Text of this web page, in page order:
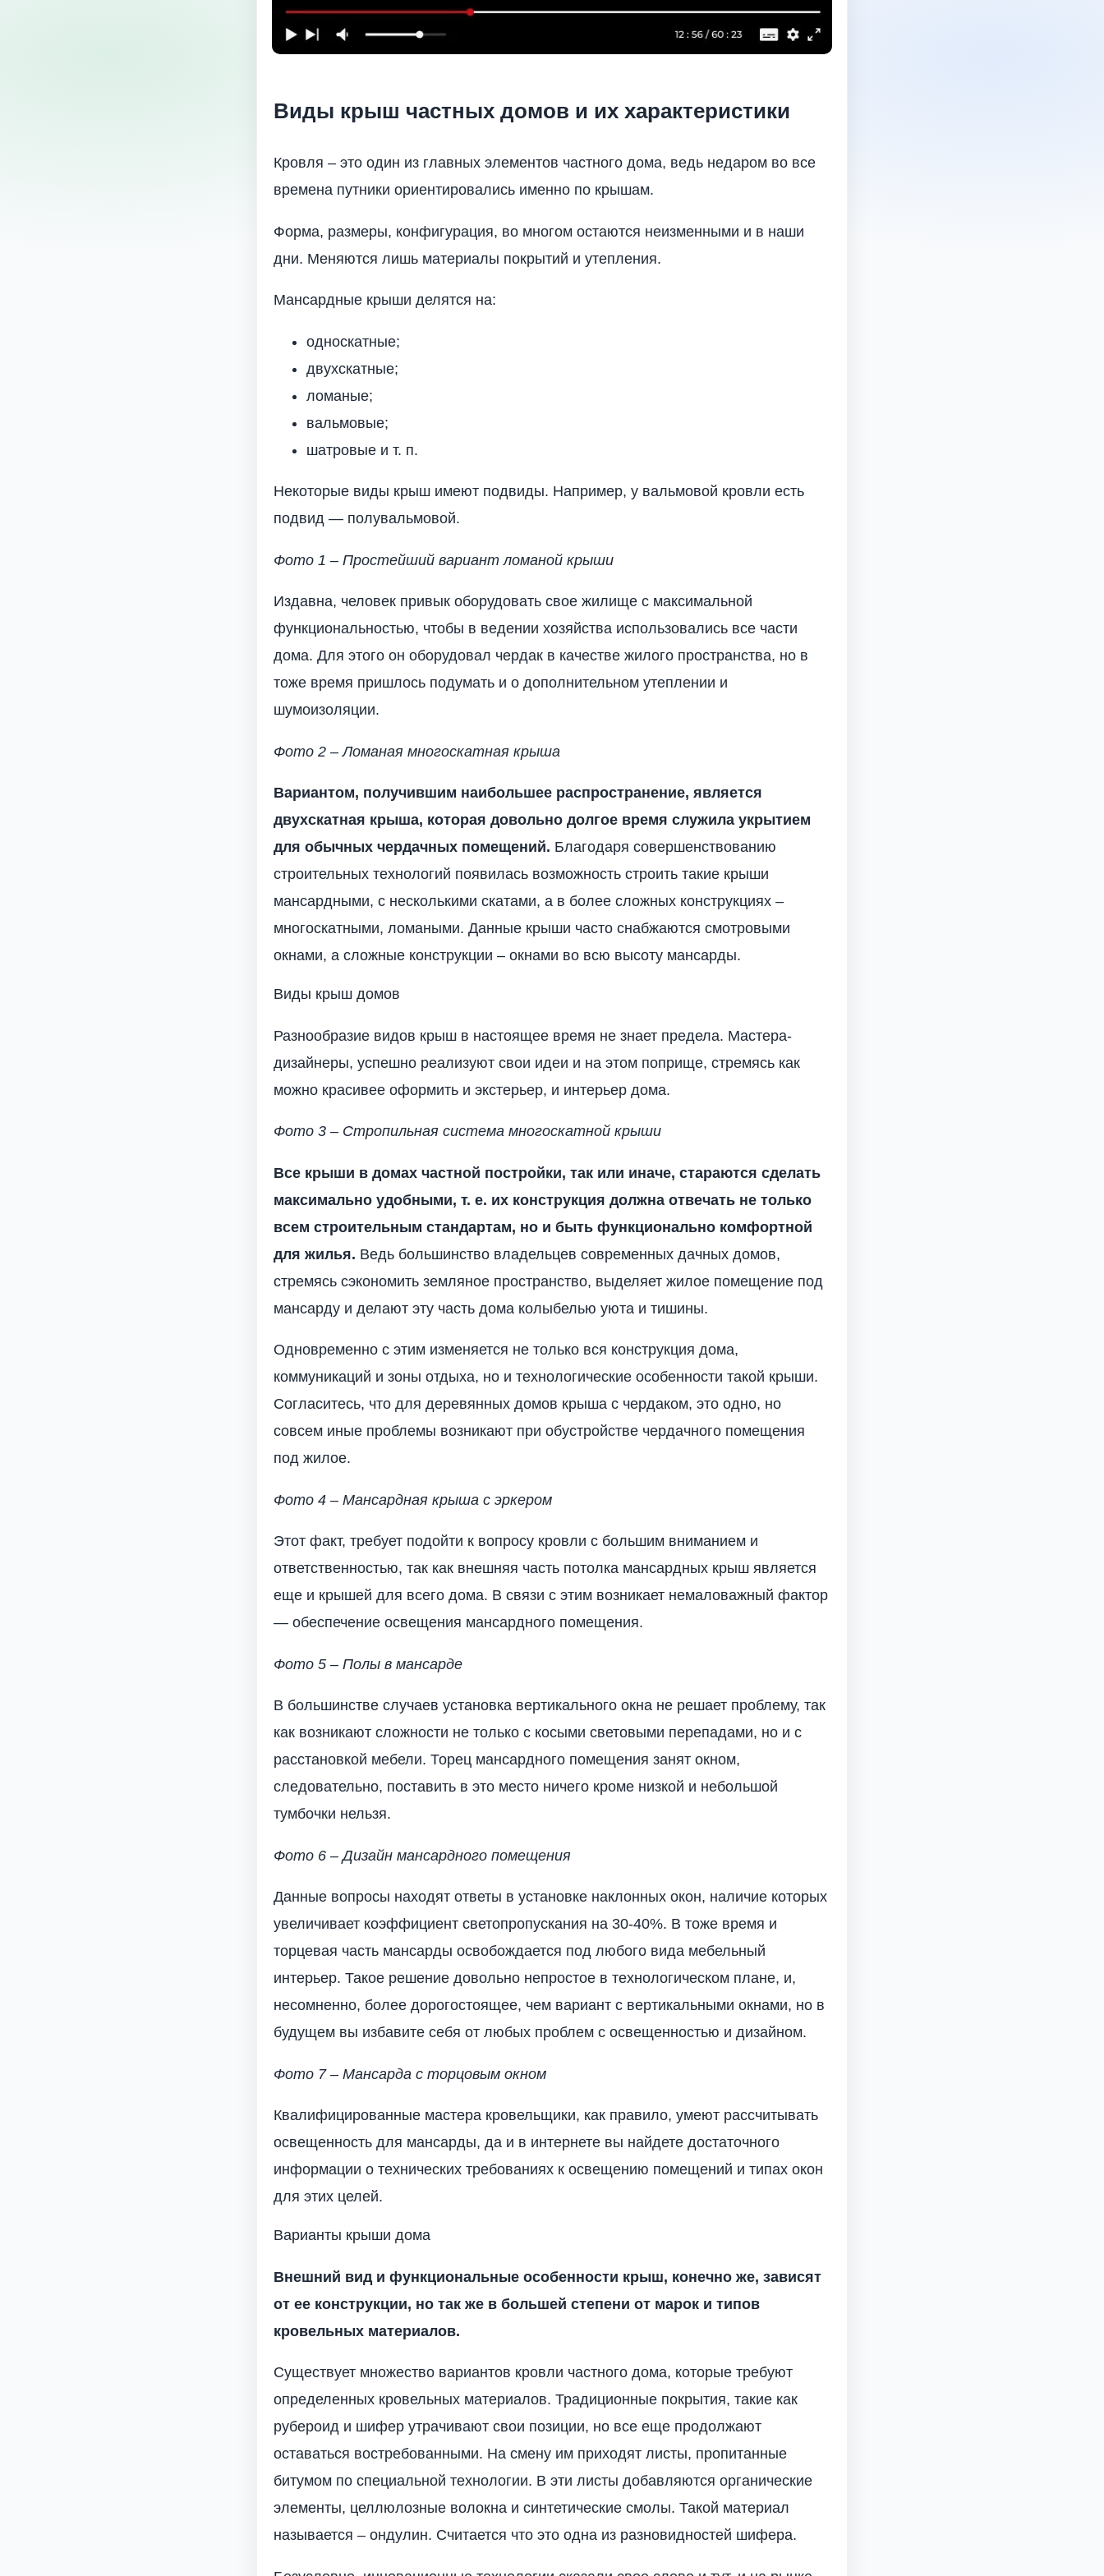
Виды крыш частных домов и их характеристики
Кровля – это один из главных элементов частного дома, ведь недаром во все
времена путники ориентировались именно по крышам.
Форма, размеры, конфигурация, во многом остаются неизменными и в наши
дни. Меняются лишь материалы покрытий и утепления.
Мансардные крыши делятся на:
односкатные;
двухскатные;
ломаные;
вальмовые;
шатровые и т. п.
Некоторые виды крыш имеют подвиды. Например, у вальмовой кровли есть
подвид — полувальмовой.
Фото 1 – Простейший вариант ломаной крыши
Издавна, человек привык оборудовать свое жилище с максимальной
функциональностью, чтобы в ведении хозяйства использовались все части
дома. Для этого он оборудовал чердак в качестве жилого пространства, но в
тоже время пришлось подумать и о дополнительном утеплении и
шумоизоляции.
Фото 2 – Ломаная многоскатная крыша
Вариантом, получившим наибольшее распространение, является
двухскатная крыша, которая довольно долгое время служила укрытием
для обычных чердачных помещений. Благодаря совершенствованию
строительных технологий появилась возможность строить такие крыши
мансардными, с несколькими скатами, а в более сложных конструкциях –
многоскатными, ломаными. Данные крыши часто снабжаются смотровыми
окнами, а сложные конструкции – окнами во всю высоту мансарды.
Виды крыш домов
Разнообразие видов крыш в настоящее время не знает предела. Мастера-
дизайнеры, успешно реализуют свои идеи и на этом поприще, стремясь как
можно красивее оформить и экстерьер, и интерьер дома.
Фото 3 – Стропильная система многоскатной крыши
Все крыши в домах частной постройки, так или иначе, стараются сделать
максимально удобными, т. е. их конструкция должна отвечать не только
всем строительным стандартам, но и быть функционально комфортной
для жилья. Ведь большинство владельцев современных дачных домов,
стремясь сэкономить земляное пространство, выделяет жилое помещение под
мансарду и делают эту часть дома колыбелью уюта и тишины.
Одновременно с этим изменяется не только вся конструкция дома,
коммуникаций и зоны отдыха, но и технологические особенности такой крыши.
Согласитесь, что для деревянных домов крыша с чердаком, это одно, но
совсем иные проблемы возникают при обустройстве чердачного помещения
под жилое.
Фото 4 – Мансардная крыша с эркером
Этот факт, требует подойти к вопросу кровли с большим вниманием и
ответственностью, так как внешняя часть потолка мансардных крыш является
еще и крышей для всего дома. В связи с этим возникает немаловажный фактор
— обеспечение освещения мансардного помещения.
Фото 5 – Полы в мансарде
В большинстве случаев установка вертикального окна не решает проблему, так
как возникают сложности не только с косыми световыми перепадами, но и с
расстановкой мебели. Торец мансардного помещения занят окном,
следовательно, поставить в это место ничего кроме низкой и небольшой
тумбочки нельзя.
Фото 6 – Дизайн мансардного помещения
Данные вопросы находят ответы в установке наклонных окон, наличие которых
увеличивает коэффициент светопропускания на 30-40%. В тоже время и
торцевая часть мансарды освобождается под любого вида мебельный
интерьер. Такое решение довольно непростое в технологическом плане, и,
несомненно, более дорогостоящее, чем вариант с вертикальными окнами, но в
будущем вы избавите себя от любых проблем с освещенностью и дизайном.
Фото 7 – Мансарда с торцовым окном
Квалифицированные мастера кровельщики, как правило, умеют рассчитывать
освещенность для мансарды, да и в интернете вы найдете достаточного
информации о технических требованиях к освещению помещений и типах окон
для этих целей.
Варианты крыши дома
Внешний вид и функциональные особенности крыш, конечно же, зависят
от ее конструкции, но так же в большей степени от марок и типов
кровельных материалов.
Существует множество вариантов кровли частного дома, которые требуют
определенных кровельных материалов. Традиционные покрытия, такие как
рубероид и шифер утрачивают свои позиции, но все еще продолжают
оставаться востребованными. На смену им приходят листы, пропитанные
битумом по специальной технологии. В эти листы добавляются органические
элементы, целлюлозные волокна и синтетические смолы. Такой материал
называется – ондулин. Считается что это одна из разновидностей шифера.